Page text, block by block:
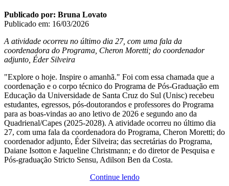
Publicado por: Bruna Lovato
Publicado em: 16/03/2026
A atividade ocorreu no último dia 27, com uma fala da
coordenadora do Programa, Cheron Moretti; do coordenador
adjunto, Éder Silveira
"Explore o hoje. Inspire o amanhã." Foi com essa chamada que a
coordenação e o corpo técnico do Programa de Pós-Graduação em
Educação da Universidade de Santa Cruz do Sul (Unisc) recebeu
estudantes, egressos, pós-doutorandos e professores do Programa
para as boas-vindas ao ano letivo de 2026 e segundo ano da
Quadrienal/Capes (2025-2028). A atividade ocorreu no último dia
27, com uma fala da coordenadora do Programa, Cheron Moretti; do
coordenador adjunto, Éder Silveira; das secretárias do Programa,
Daiane Isotton e Jaqueline Christmann; e do diretor de Pesquisa e
Pós-graduação Stricto Sensu, Adilson Ben da Costa.
Continue lendo